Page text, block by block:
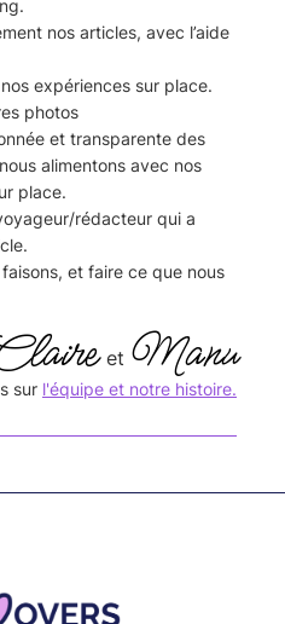
nos articles, avec l’aide
expériences sur place.
photos
et transparente des
alimentons avec nos
place.
rédacteur qui a
et faire ce que nous
et Manu
sur l'équipe et notre histoire.